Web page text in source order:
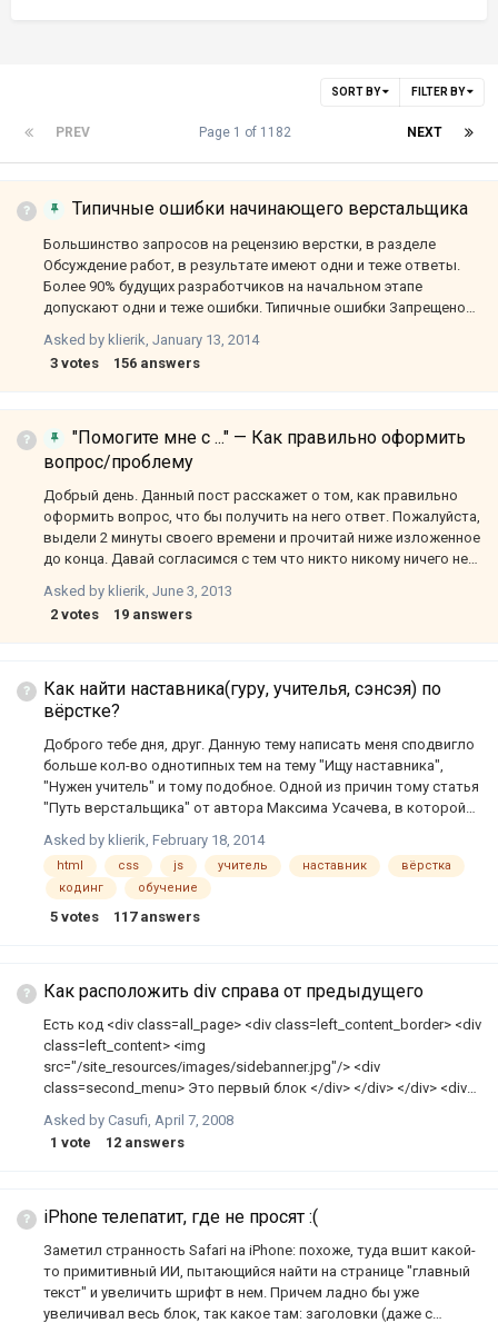
SORT BY FILTER BY
PREV NEXT
Page 1 of 1182
Типичные ошибки начинающего верстальщика
Большинство запросов на рецензию верстки, в разделе
Обсуждение работ, в результате имеют одни и теже ответы.
Более 90% будущих разработчиков на начальном этапе
допускают одни и теже ошибки. Типичные ошибки Запрещено
следует цифра (пруфлинк: eng рус) Рекомендации Ниже я
привожу список самых распространенных ошибок. CSS Не
идентификатора вместо класса, для описания силей блока. Не
надо этого делать. Давай мы с тобой определимся раз и на
всегда с двумя простыми решениями…
Asked by klierik, January 13, 2014
3 votes 156 answers
"Помогите мне с ..." — Как правильно оформить
вопрос/проблему
Добрый день. Данный пост расскажет о том, как правильно
оформить вопрос, что бы получить на него ответ. Пожалуйста,
выдели 2 минуты своего времени и прочитай ниже изложенное
до конца. Давай согласимся с тем что никто никому ничего не
интересовать выполняешь ли ты заказ, за который получишь
вознаграждение, или просто верстаешь бесплатный макет,
факт, что время человека, который на него ответит, с очень
большой вероятностью, стоит в несколько раз (а то и в
Asked by klierik June 3, 2013
2 votes 19 answers
Как найти наставника(гуру, учителья, сэнсэя) по
вёрстке?
Доброго тебе дня, друг. Данную тему написать меня сподвигло
больше кол-во однотипных тем на тему "Ищу наставника",
"Нужен учитель" и тому подобное. Одной из причин тому статья
"Путь верстальщика" от автора Максима Усачева, в которой
постараюсь пролить свет на некоторые важные (в рамках
данной темы) моменты из статьи. Макс пришел на форум имея
минимум знаний в сфере разработки и имея большое желание
учится. Он упоминает про наставника, но большинство
Asked by klierik February 18, 2014
html css js учитель наставник
вёрстка
кодинг
обучение
5 votes 117 answers
Как расположить div справа от предыдущего
Есть код <div class=all_page> <div class=left_content_border> <div
class=left_content> <img
src="/site_resources/images/sidebanner.jpg"/> <div
class=second_menu> Это первый блок </div> </div> </div> <div
блок Он должен находиться справа от первого </div> </div>
</div> </div> Вот стили .left_content_border{ margin-left: 5px;
{ background-color: #ebebeb; marg…
Asked by Casufi April 7, 2008
1 vote 12 answers
iPhone телепатит, где не просят :(
Заметил странность Safari на iPhone: похоже, туда вшит какой-
то примитивный ИИ, пытающийся найти на странице "главный
текст" и увеличить шрифт в нем. Причем ладно бы уже
увеличивал весь блок, так какое там: заголовки (даже с